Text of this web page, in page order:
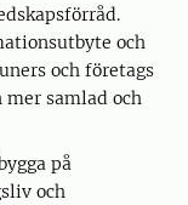
och
och företags
mer samlad och
på
och